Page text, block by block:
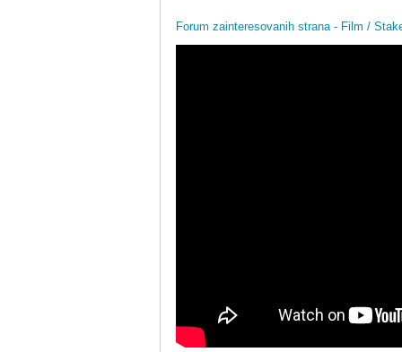
Forum zainteresovanih strana - Film /